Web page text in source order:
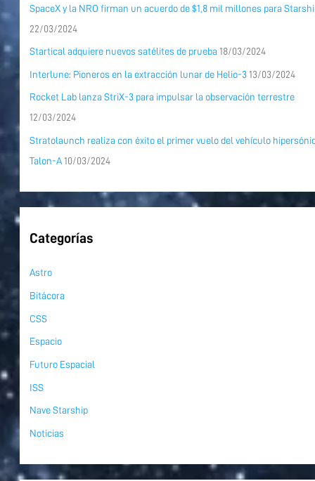
SpaceX y la NRO firman un acuerdo de $1,8 mil millones para
22/03/2024
Startical adquiere nuevos satélites de prueba 18/03/2024
Interlune: Pioneros en la extracción lunar de Helio-3 13/03/2024
Rocket Lab lanza StriX-3 para impulsar la observación terrestre
12/03/2024
Stratolaunch realiza con éxito el primer vuelo del vehículo
Talon-A 10/03/2024
Categorías
Astro
Bitácora
CSS
Espacio
Futuro Espacial
ISS
Nave Starship
Noticias